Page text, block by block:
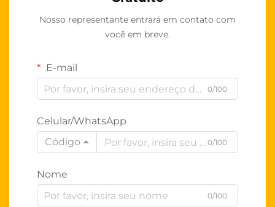
Nosso representante entrará em contato com
você em breve.
E-mail
0/100
Celular/WhatsApp
Código
0/100
Nome
0/100